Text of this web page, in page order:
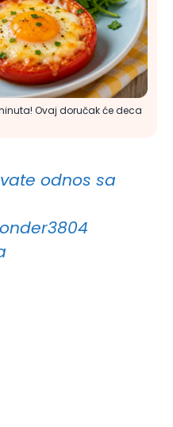
Ovaj doručak će deca
odnos sa